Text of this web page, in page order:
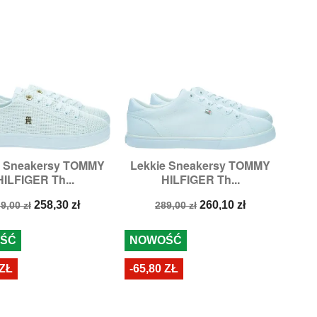
TOMMY
Th...
zł Cena
258,30 zł
Szybki podgląd
37,38,39,40,
Lekkie Sneakersy TOMMY
HILFIGER Th...
Cena
289,00 zł Cena
260,10 zł
 Szybki podgląd
Rozmiary:40
NOWOŚĆ
-65,80 ZŁ